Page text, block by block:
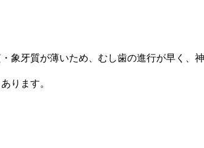
牙質が薄いため、むし歯の進行が早く、
ります。